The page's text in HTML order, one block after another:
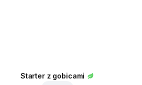
Starter z gobicami